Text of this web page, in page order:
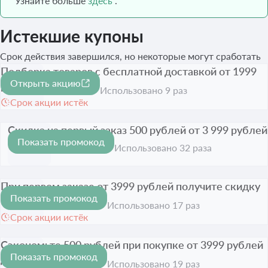
Истекшие купоны
Срок действия завершился, но некоторые могут сработать
Подборка товаров с бесплатной доставкой от 1999
рублей
Срок акции истёк
Открыть акцию
Использовано 9 раз
500 ₽
Скидка на первый заказ 500 рублей от 3 999 рублей
Срок акции истёк
Показать промокод
Использовано 32 раза
500 ₽
При первом заказе от 3999 рублей получите скидку
500 рублей
Срок акции истёк
Показать промокод
Использовано 17 раз
500 ₽
Сэкономьте 500 рублей при покупке от 3999 рублей
для новых клиентов
Показать промокод
Использовано 19 раз